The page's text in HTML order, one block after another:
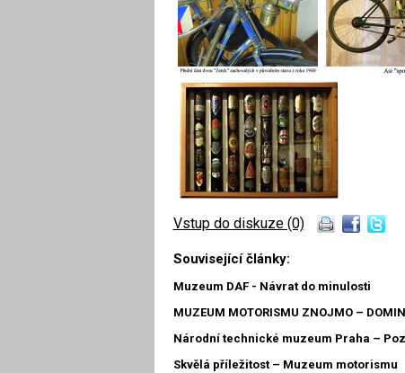
Vstup do diskuze (0)
Související články:
Muzeum DAF - Návrat do minulosti
MUZEUM MOTORISMU ZNOJMO –
Národní technické muzeum Praha –
Skvělá příležitost – Muzeum motorismu